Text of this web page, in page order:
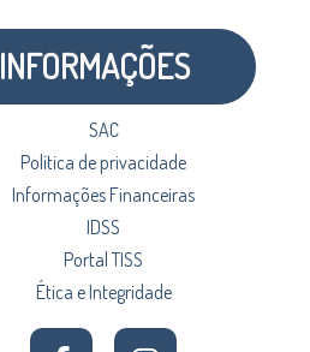
INFORMAÇÕES
SAC
Política de privacidade
Informações Financeiras
IDSS
Portal TISS
Ética e Integridade